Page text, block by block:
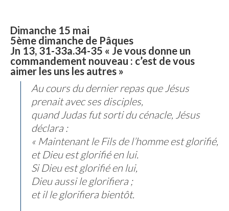
Dimanche 15 mai
5ème dimanche de Pâques
Jn 13, 31-33a.34-35 « Je vous donne un
commandement nouveau : c’est de vous
aimer les uns les autres »
Au cours du dernier repas que Jésus
prenait avec ses disciples,
quand Judas fut sorti du cénacle, Jésus
déclara :
« Maintenant le Fils de l’homme est glorifié,
et Dieu est glorifié en lui.
Si Dieu est glorifié en lui,
Dieu aussi le glorifiera ;
et il le glorifiera bientôt.